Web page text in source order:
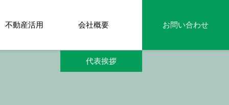
不動産活用 会社概要 お問い合わせ
代表挨拶